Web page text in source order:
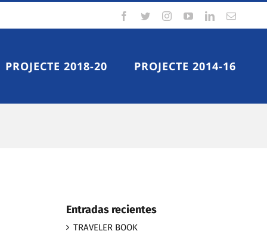
facebook
twitterinstagram
youtubelinkedinCorreo
PROJECTE 2018-20 PROJECTE 2014-16
Entradas recientes
TRAVELER BOOK